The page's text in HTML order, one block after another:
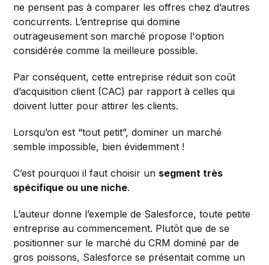
ne pensent pas à comparer les offres chez d’autres
concurrents. L’entreprise qui domine
outrageusement son marché propose l'option
considérée comme la meilleure possible.
Par conséquent, cette entreprise réduit son coût
d’acquisition client (CAC) par rapport à celles qui
doivent lutter pour attirer les clients.
Lorsqu’on est “tout petit”, dominer un marché
semble impossible, bien évidemment !
C’est pourquoi il faut choisir un segment très
spécifique ou une niche.
L’auteur donne l’exemple de Salesforce, toute petite
entreprise au commencement. Plutôt que de se
positionner sur le marché du CRM dominé par de
gros poissons, Salesforce se présentait comme un